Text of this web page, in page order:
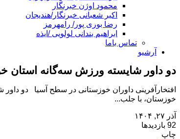
محمود اوژن خبرنگار
اکبر شعبانی خبرنگار/هندیجان
رضا بوری پور/ رامهرمز
ابراهیم بندانی لولویی /ایذه
تماس باما
آرشیو
دو داور شایسته ورزش سه‌گانه استان
افتخارآفرینی داوران خوزستانی در سطح آسیا دو
خوزستان، با جلب...
آذر ۲۷, ۱۴۰۴
92 بازدیدها
چاپ